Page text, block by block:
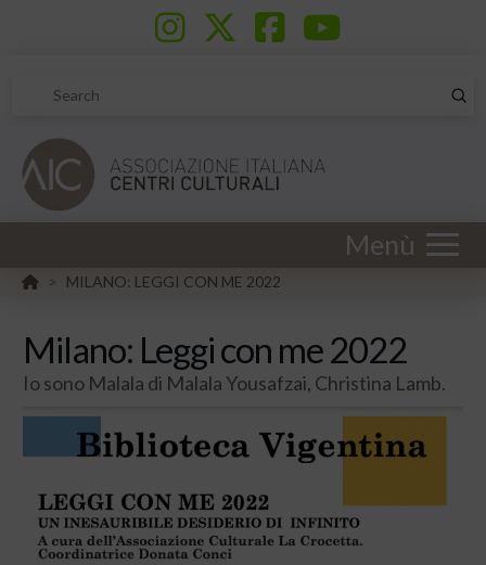
Search
Menù
HOME
> MILANO: LEGGI CON ME 2022
Milano: Leggi con me 2022
Io sono Malala di Malala Yousafzai, Christina Lamb.